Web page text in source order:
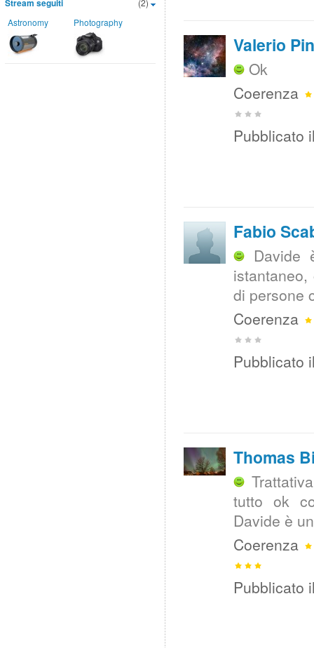
(2)
Stream seguiti
Astronomy Photography
Valerio
Ok
Coerenza
Pubblicato
Fabio
Davide
di persone
Coerenza
Pubblicato
Thomas
tutto ok
Davide è
Coerenza
Pubblicato